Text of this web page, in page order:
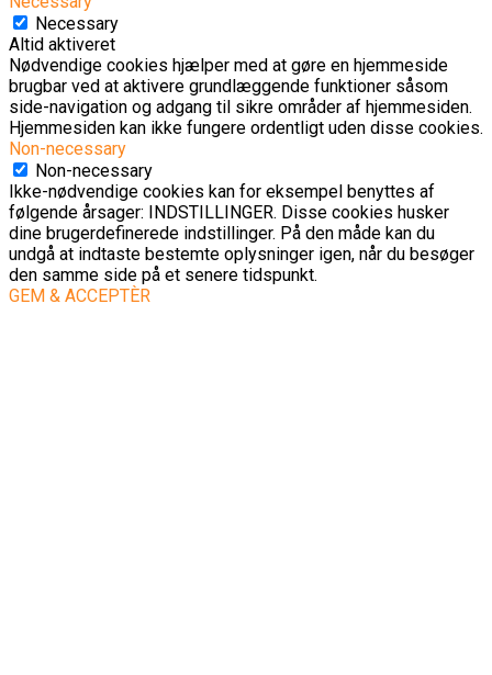
Necessary
Altid aktiveret
Nødvendige cookies hjælper med at gøre en hjemmeside
brugbar ved at aktivere grundlæggende funktioner såsom
side-navigation og adgang til sikre områder af hjemmesiden.
Hjemmesiden kan ikke fungere ordentligt uden disse cookies.
Non-necessary
Non-necessary
Ikke-nødvendige cookies kan for eksempel benyttes af
følgende årsager: INDSTILLINGER. Disse cookies husker
dine brugerdefinerede indstillinger. På den måde kan du
undgå at indtaste bestemte oplysninger igen, når du besøger
den samme side på et senere tidspunkt.
GEM & ACCEPTÈR